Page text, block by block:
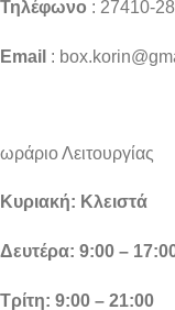
Τηλέφωνο : 27410-
Email :
ωράριο Λειτουργίας
Κυριακή: Κλειστά
Δευτέρα: 9:00 –
Τρίτη: 9:00 – 21:00